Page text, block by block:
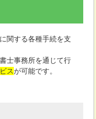
関する各種手続を支
士事務所を通じて行
スが可能です。